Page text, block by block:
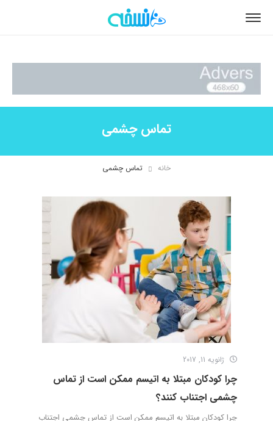
تماس چشمی
خانه تماس چشمی
ژانویه 11, 2017
چرا کودکان مبتلا به اتیسم ممکن است از تماس
چشمی اجتناب کنند؟
چرا کودکان مبتلا به اتیسم ممکن است از تماس چشمی اجتناب